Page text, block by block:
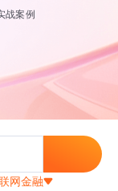
战案例
网金融